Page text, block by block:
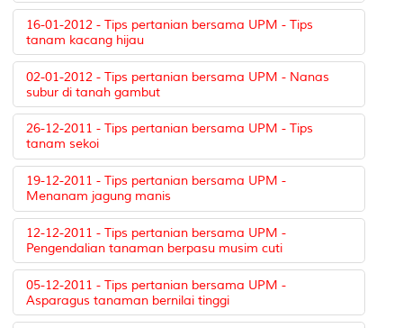
16-01-2012 - Tips pertanian bersama UPM - Tips
tanam kacang hijau
02-01-2012 - Tips pertanian bersama UPM - Nanas
subur di tanah gambut
26-12-2011 - Tips pertanian bersama UPM - Tips
tanam sekoi
19-12-2011 - Tips pertanian bersama UPM -
Menanam jagung manis
12-12-2011 - Tips pertanian bersama UPM -
Pengendalian tanaman berpasu musim cuti
05-12-2011 - Tips pertanian bersama UPM -
Asparagus tanaman bernilai tinggi